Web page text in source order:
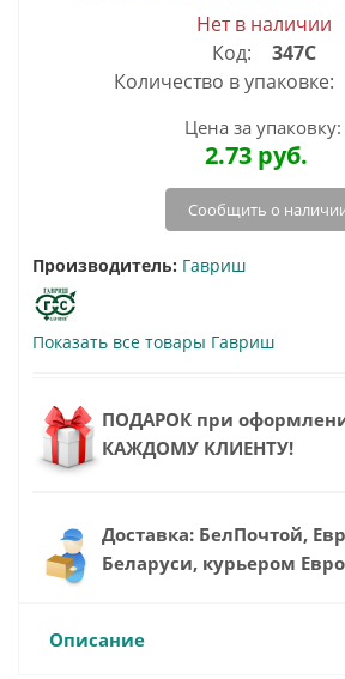
Нет в наличии
Код:
347С
Количество в упаковке:
Цена за упаковку:
2.73 руб.
Сообщить о
Производитель: Гавриш
Показать все товары Гавриш
ПОДАРОК при
КАЖДОМУ КЛИЕНТУ!
Доставка: БелПочтой,
Беларуси, курьером
Описание